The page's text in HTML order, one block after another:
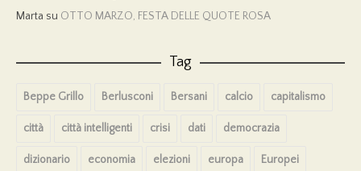
Marta su OTTO MARZO, FESTA DELLE QUOTE ROSA
Tag
Beppe Grillo Berlusconi Bersani calcio capitalismo
città città intelligenti crisi dati democrazia
dizionario economia elezioni europa Europei